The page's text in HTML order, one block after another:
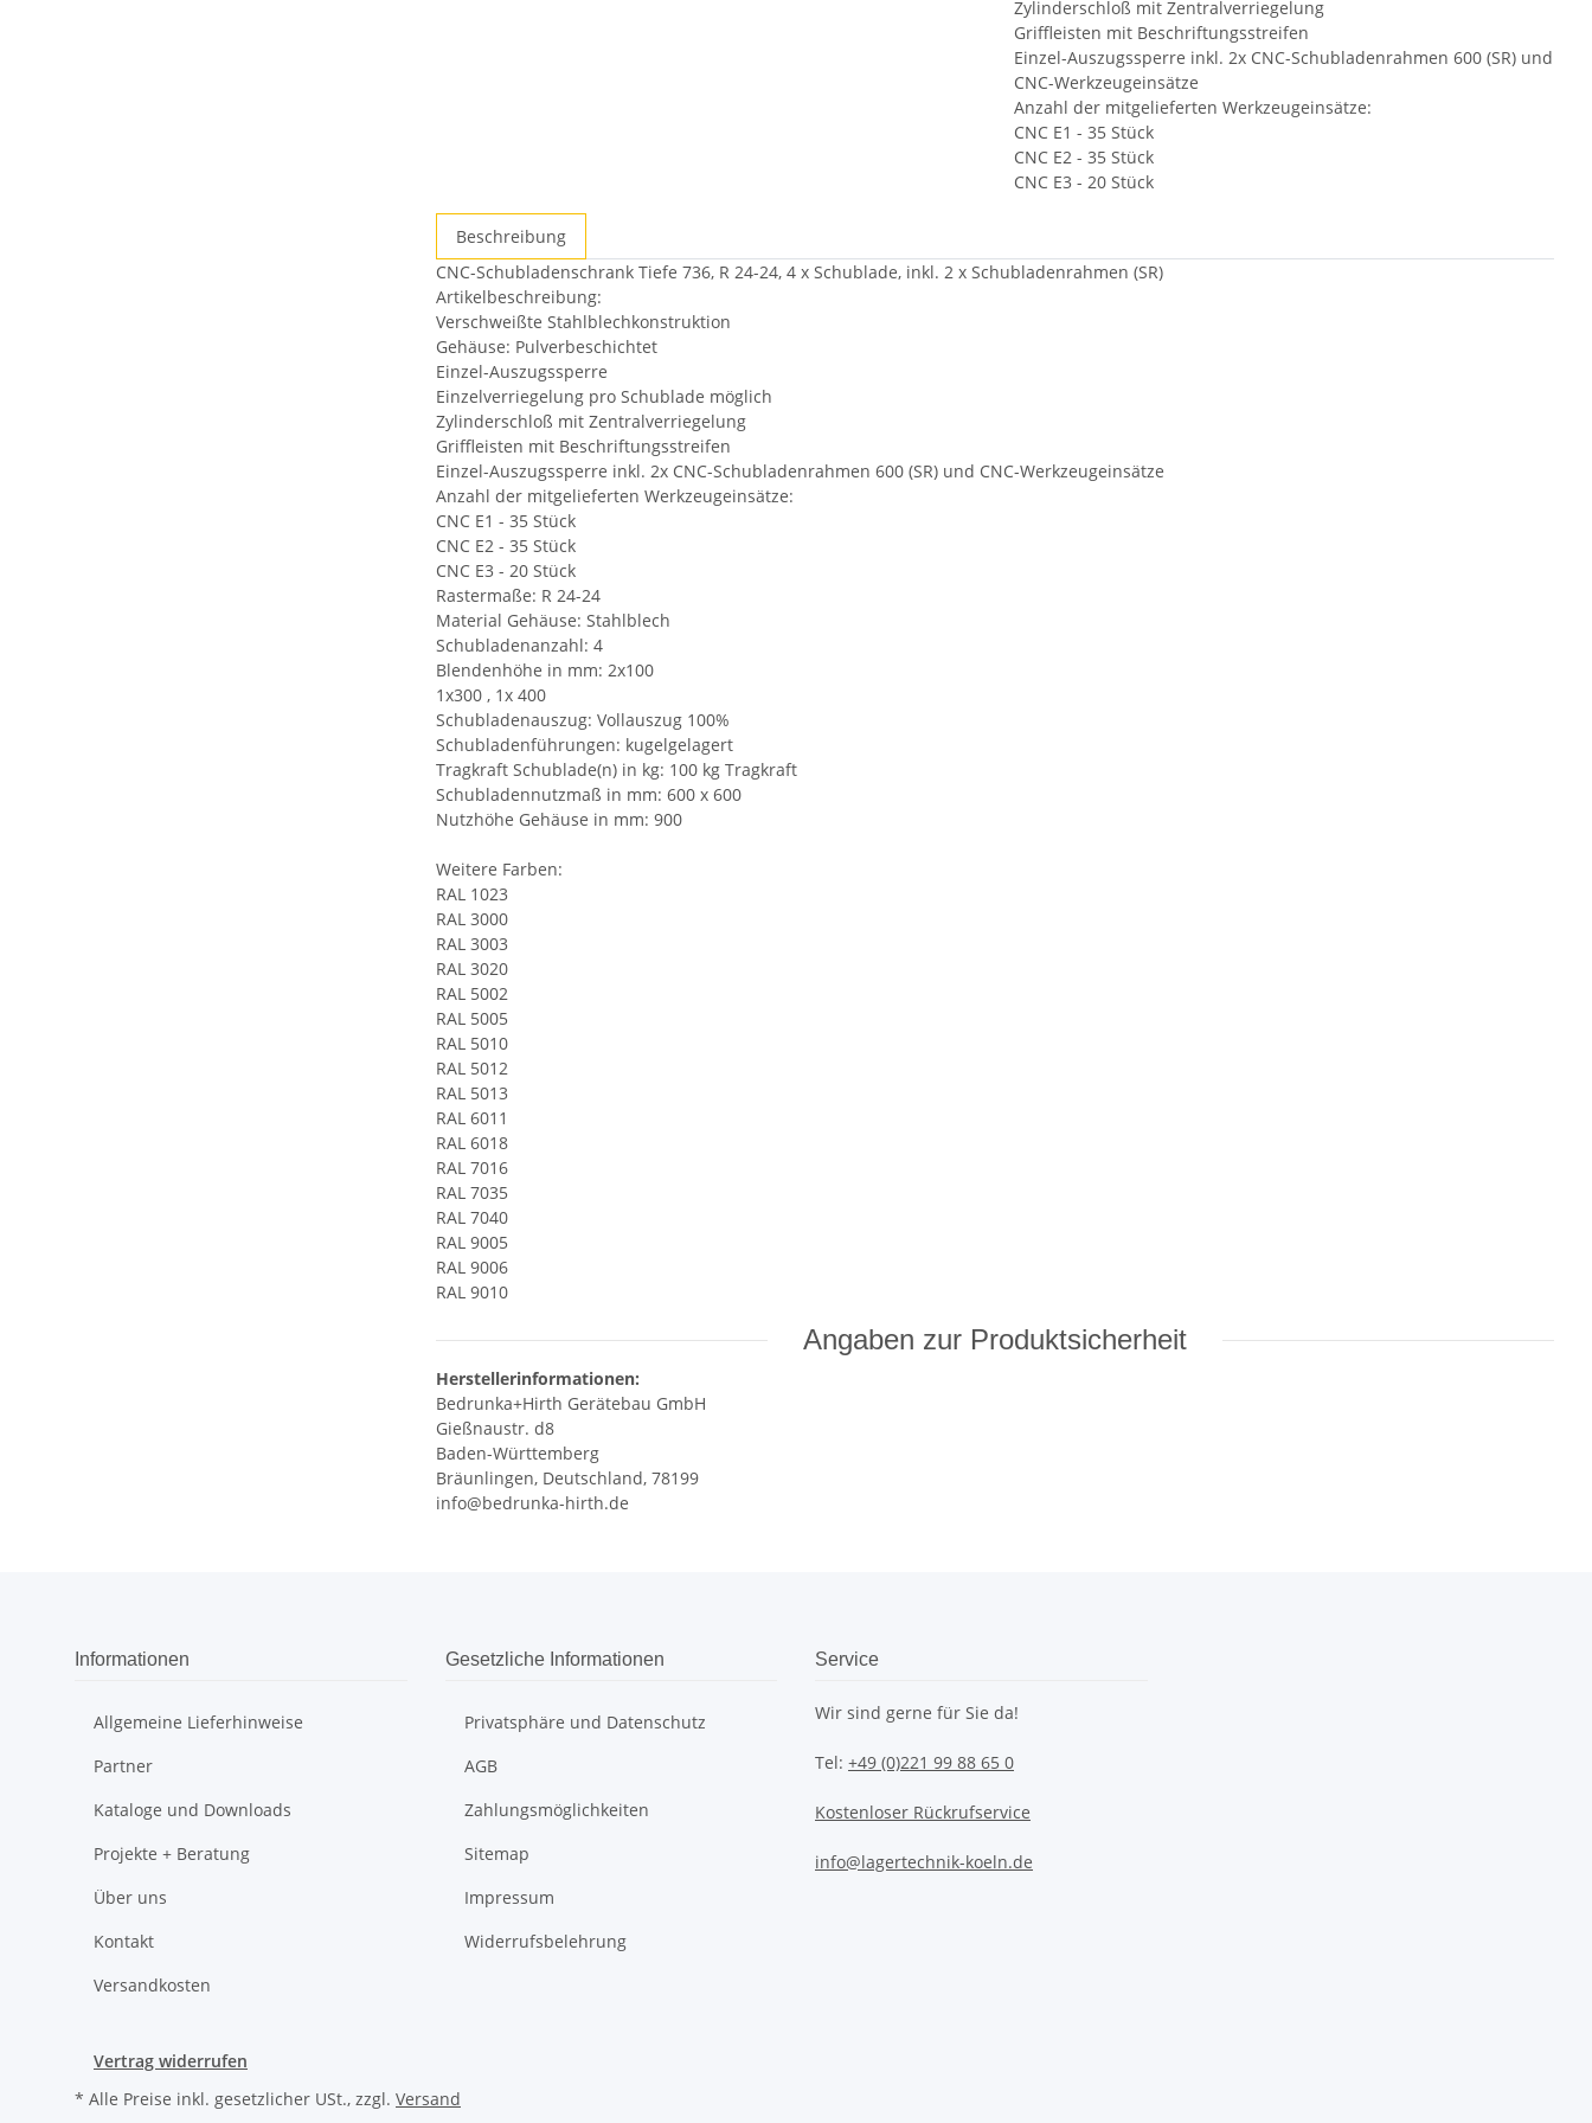
Zylinderschloß mit Zentralverriegelung
Griffleisten mit Beschriftungsstreifen
Einzel-Auszugssperre inkl. 2x CNC-Schubladenrahmen 600 (SR) und
CNC-Werkzeugeinsätze
Anzahl der mitgelieferten Werkzeugeinsätze:
CNC E1 - 35 Stück
CNC E2 - 35 Stück
CNC E3 - 20 Stück
Registerkarten
anzeigen
Beschreibung
CNC-Schubladenschrank Tiefe 736, R 24-24, 4 x Schublade, inkl. 2 x Schubladenrahmen (SR)
Artikelbeschreibung:
Verschweißte Stahlblechkonstruktion
Gehäuse: Pulverbeschichtet
Einzel-Auszugssperre
Einzelverriegelung pro Schublade möglich
Zylinderschloß mit Zentralverriegelung
Griffleisten mit Beschriftungsstreifen
Einzel-Auszugssperre inkl. 2x CNC-Schubladenrahmen 600 (SR) und CNC-Werkzeugeinsätze
Anzahl der mitgelieferten Werkzeugeinsätze:
CNC E1 - 35 Stück
CNC E2 - 35 Stück
CNC E3 - 20 Stück
Rastermaße: R 24-24
Material Gehäuse: Stahlblech
Schubladenanzahl: 4
Blendenhöhe in mm: 2x100
1x300 , 1x 400
Schubladenauszug: Vollauszug 100%
Schubladenführungen: kugelgelagert
Tragkraft Schublade(n) in kg: 100 kg Tragkraft
Schubladennutzmaß in mm: 600 x 600
Nutzhöhe Gehäuse in mm: 900
Weitere Farben:
RAL 1023
RAL 3000
RAL 3003
RAL 3020
RAL 5002
RAL 5005
RAL 5010
RAL 5012
RAL 5013
RAL 6011
RAL 6018
RAL 7016
RAL 7035
RAL 7040
RAL 9005
RAL 9006
RAL 9010
Angaben zur Produktsicherheit
Herstellerinformationen:
Bedrunka+Hirth Gerätebau GmbH
Gießnaustr. d8
Baden-Württemberg
Bräunlingen, Deutschland, 78199
info@bedrunka-hirth.de
Informationen
Allgemeine Lieferhinweise
Partner
Kataloge und Downloads
Projekte + Beratung
Über uns
Kontakt
Versandkosten
Gesetzliche Informationen
Privatsphäre und Datenschutz
AGB
Zahlungsmöglichkeiten
Sitemap
Impressum
Widerrufsbelehrung
Service
Wir sind gerne für Sie da!
Tel: +49 (0)221 99 88 65 0
Kostenloser Rückrufservice
info@lagertechnik-koeln.de
Vertrag widerrufen
* Alle Preise inkl. gesetzlicher USt., zzgl. Versand